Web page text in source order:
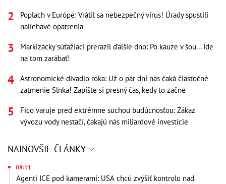
Poplach v Európe: Vrátil sa nebezpečný vírus! Úrady spustili
naliehavé opatrenia
Markizácky súťažiaci prerazil ďalšie dno: Po kauze v šou... Ide
na tom zarábať!
Astronomické divadlo roka: Už o pár dní nás čaká čiastočné
zatmenie Slnka! Zapíšte si presný čas, kedy to začne
Fico varuje pred extrémne suchou budúcnosťou: Zákaz
vývozu vody nestačí, čakajú nás miliardové investície
NAJNOVŠIE ČLÁNKY
08:11
Agenti ICE pod kamerami: USA chcú zvýšiť kontrolu nad